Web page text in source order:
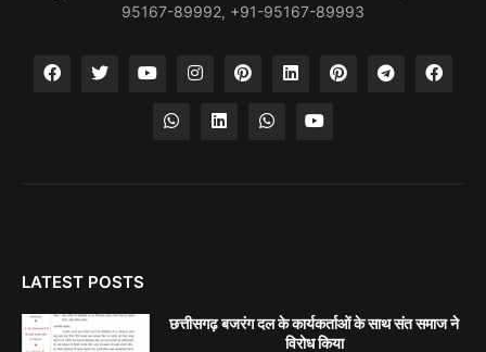
95167-89992, +91-95167-89993
LATEST POSTS
छत्तीसगढ़ बजरंग दल के कार्यकर्ताओं के साथ संत समाज ने
विरोध किया